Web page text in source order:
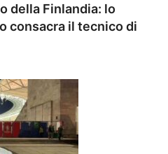
della Finlandia: lo
consacra il tecnico di